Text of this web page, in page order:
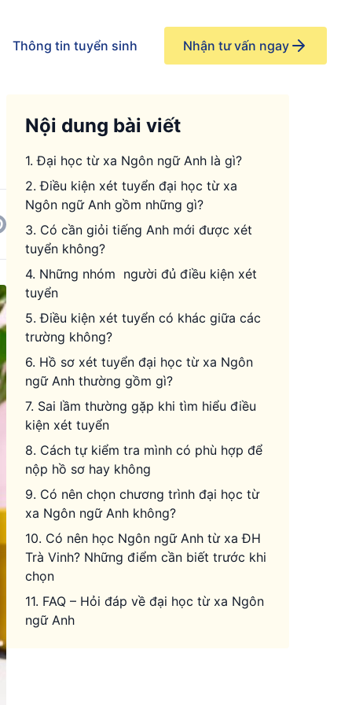
Thông tin tuyển sinh Nhận tư vấn ngay
Nội dung bài viết
1. Đại học từ xa Ngôn ngữ Anh là gì?
2. Điều kiện xét tuyển đại học từ xa
Ngôn ngữ Anh gồm những gì?
3. Có cần giỏi tiếng Anh mới được xét
tuyển không?
4. Những nhóm người đủ điều kiện xét
tuyển
5. Điều kiện xét tuyển có khác giữa các
trường không?
6. Hồ sơ xét tuyển đại học từ xa Ngôn
ngữ Anh thường gồm gì?
7. Sai lầm thường gặp khi tìm hiểu điều
kiện xét tuyển
8. Cách tự kiểm tra mình có phù hợp để
nộp hồ sơ hay không
9. Có nên chọn chương trình đại học từ
xa Ngôn ngữ Anh không?
10. Có nên học Ngôn ngữ Anh từ xa ĐH
Trà Vinh? Những điểm cần biết trước khi
chọn
11. FAQ – Hỏi đáp về đại học từ xa Ngôn
ngữ Anh